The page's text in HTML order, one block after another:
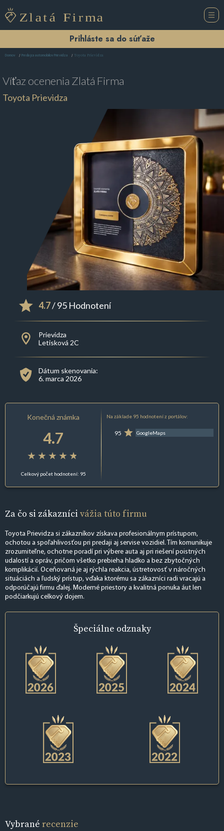
Prihláste sa do súťaže
Domov Predajca automobilov Prievidza Toyota Prievidza
Víťaz ocenenia Zlatá Firma
Toyota Prievidza
4.7/ 95 Hodnotení
Prievidza
Letisková 2C
Dátum skenovania:
6. marca 2026
Konečná známka
4.7
Celkový počet hodnotení: 95
Na základe 95 hodnotení z portálov:
95 GoogleMaps
Za čo si zákazníci vážia túto firmu
Toyota Prievidza si zákazníkov získava profesionálnym prístupom,
ochotou a spoľahlivosťou pri predaji aj servise vozidiel. Tím komunikuje
zrozumiteľne, ochotne poradí pri výbere auta aj pri riešení poistných
udalostí a opráv, pričom všetko prebieha hladko a bez zbytočných
komplikácií. Oceňovaná je aj rýchla reakcia, ústretovosť v náročných
situáciách a ľudský prístup, vďaka ktorému sa zákazníci radi vracajú a
odporúčajú firmu ďalej. Moderné priestory a kvalitná ponuka áut len
podčiarkujú celkový dojem.
Špeciálne odznaky
Vybrané recenzie